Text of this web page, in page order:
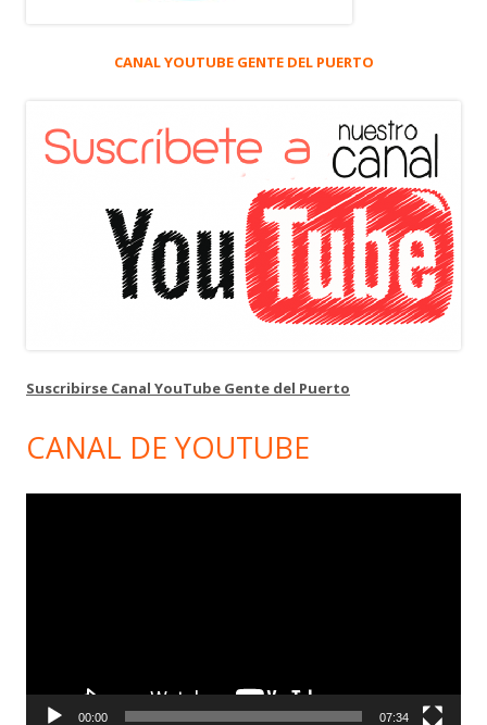
CANAL YOUTUBE GENTE DEL PUERTO
Suscribirse Canal YouTube Gente del Puerto
CANAL DE YOUTUBE
00:00 07:34